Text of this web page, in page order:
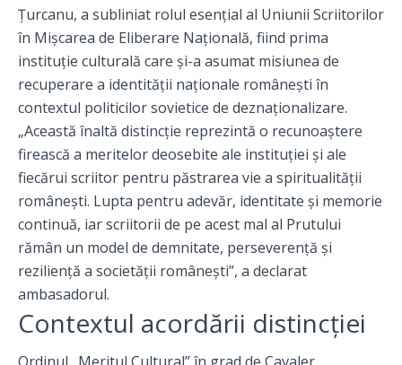
Țurcanu, a subliniat rolul esențial al Uniunii Scriitorilor
în Mișcarea de Eliberare Națională, fiind prima
instituție culturală care și-a asumat misiunea de
recuperare a identității naționale românești în
contextul politicilor sovietice de deznaționalizare.
„Această înaltă distincție reprezintă o recunoaștere
firească a meritelor deosebite ale instituției și ale
fiecărui scriitor pentru păstrarea vie a spiritualității
românești. Lupta pentru adevăr, identitate și memorie
continuă, iar scriitorii de pe acest mal al Prutului
rămân un model de demnitate, perseverență și
reziliență a societății românești”, a declarat
ambasadorul.
Contextul acordării distincției